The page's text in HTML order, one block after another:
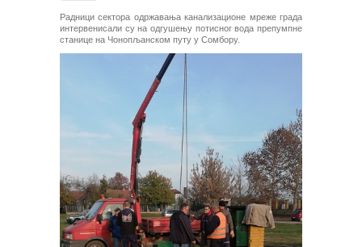
Радници сектора одржавања канализационе мреже града
интервенисали су на одгушењу потисног вода препумпне
станице на Чонопљанском путу у Сомбору.